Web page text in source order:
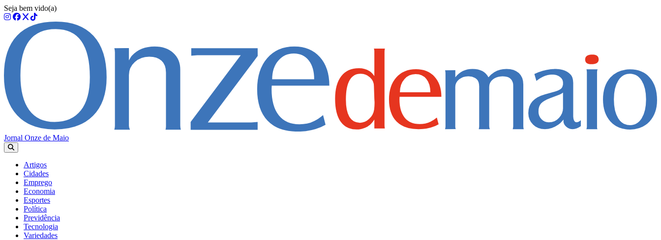
Seja bem vido(a)
Jornal Onze de Maio
Artigos
Cidades
Emprego
Economia
Esportes
Política
Previdência
Tecnologia
Variedades